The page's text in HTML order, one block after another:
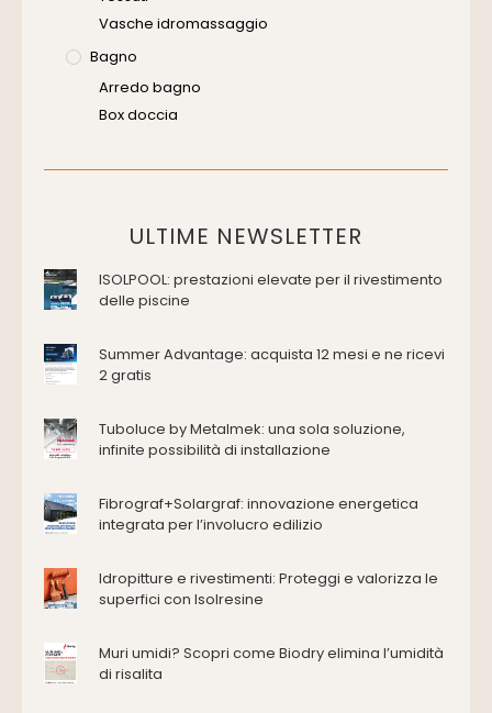
Vasche idromassaggio
Bagno
Arredo bagno
Box doccia
Placche di comando per wc
Domotica Ed Impianti Elettrici
Edilizia
Antincendio e sicurezza
Attrezzature manuali
Cappe d'aspirazione
Consolidamento
Deumidificazione
Energie rinnovabili
Ferramenta e fissaggi
Impianti idrici e depurazione
Impianti termici e climatizzazione
ULTIME NEWSLETTER
ISOLPOOL: prestazioni elevate per il rivestimento
delle piscine
Summer Advantage: acquista 12 mesi e ne ricevi
2 gratis
Tuboluce by Metalmek: una sola soluzione,
infinite possibilità di installazione
Fibrograf+Solargraf: innovazione energetica
integrata per l’involucro edilizio
Idropitture e rivestimenti: Proteggi e valorizza le
superfici con Isolresine
Muri umidi? Scopri come Biodry elimina l’umidità
di risalita